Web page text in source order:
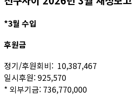
*3월 수입
후원금
정기/후원회비: 10,387,467
일시후원: 925,570
* 외부기금: 736,770,000